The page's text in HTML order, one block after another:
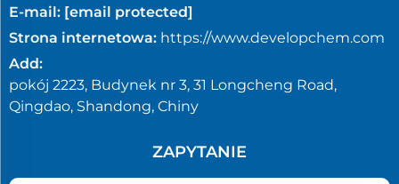
E-mail: [email protected]
Strona internetowa: https://www.developchem.com
Add:
pokój 2223, Budynek nr 3, 31 Longcheng Road,
Qingdao, Shandong, Chiny
ZAPYTANIE